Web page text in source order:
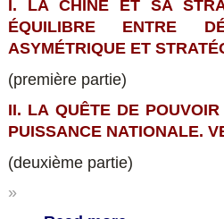
I. LA CHINE ET SA
ÉQUILIBRE ENTRE
ASYMÉTRIQUE ET
(première partie)
II. LA QUÊTE DE
PUISSANCE NATIONALE.
(deuxième partie)
»